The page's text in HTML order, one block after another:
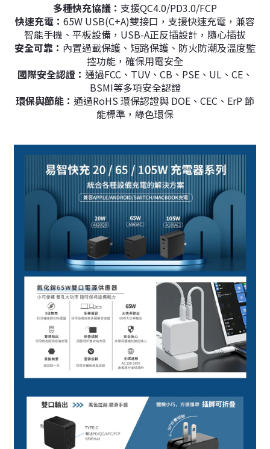
多種快充協議： 支援QC4.0/PD3.0/FCP
快速充電： 65W USB(C+A)雙接口，支援快速充電，兼容
智能手機、平板設備，USB-A正反插設計，隨心插拔
安全可靠： 內置過載保護、短路保護、防火防潮及溫度監
控功能，確保用電安全
國際安全認證： 通過FCC、TUV、CB、PSE、UL、CE、
BSMI等多項安全認證
環保與節能： 通過RoHS 環保認證與 DOE、CEC、ErP 節
能標準，綠色環保